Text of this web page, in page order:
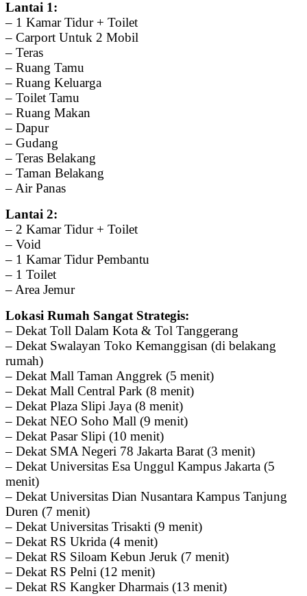
Lantai 1:
– 1 Kamar Tidur + Toilet
– Carport Untuk 2 Mobil
– Teras
– Ruang Tamu
– Ruang Keluarga
– Toilet Tamu
– Ruang Makan
– Dapur
– Gudang
– Teras Belakang
– Taman Belakang
– Air Panas
Lantai 2:
– 2 Kamar Tidur + Toilet
– Void
– 1 Kamar Tidur Pembantu
– 1 Toilet
– Area Jemur
Lokasi Rumah Sangat Strategis:
– Dekat Toll Dalam Kota & Tol Tanggerang
– Dekat Swalayan Toko Kemanggisan (di belakang
rumah)
– Dekat Mall Taman Anggrek (5 menit)
– Dekat Mall Central Park (8 menit)
– Dekat Plaza Slipi Jaya (8 menit)
– Dekat NEO Soho Mall (9 menit)
– Dekat Pasar Slipi (10 menit)
– Dekat SMA Negeri 78 Jakarta Barat (3 menit)
– Dekat Universitas Esa Unggul Kampus Jakarta (5
menit)
– Dekat Universitas Dian Nusantara Kampus Tanjung
Duren (7 menit)
– Dekat Universitas Trisakti (9 menit)
– Dekat RS Ukrida (4 menit)
– Dekat RS Siloam Kebun Jeruk (7 menit)
– Dekat RS Pelni (12 menit)
– Dekat RS Kangker Dharmais (13 menit)